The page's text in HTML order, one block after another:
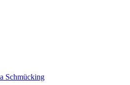
Schmücking